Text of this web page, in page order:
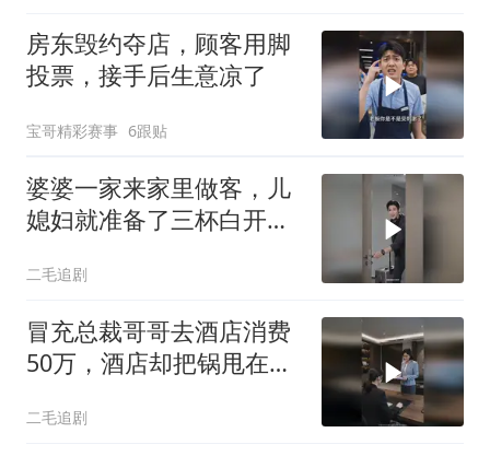
房东毁约夺店，顾客用脚
投票，接手后生意凉了
宝哥精彩赛事 6跟贴
婆婆一家来家里做客，儿
媳妇就准备了三杯白开
二毛追剧
冒充总裁哥哥去酒店消费
50万，酒店却把锅甩在总
二毛追剧